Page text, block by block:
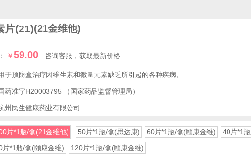
片(21)(21金维他)
￥59.00 咨询客服，获取最新价格
于预防盒治疗因维生素和微量元素缺乏所引起的各种疾病。
药准字H20003795 （国家药品监督管理局）
州民生健康药业有限公司
片*1瓶/盒(21金维他) 50片*1瓶/盒(思达康) 60片*1瓶/盒(颐康金维)
40片*1
片*1瓶/盒(颐康金维)
120片*1瓶/盒(颐康金维)